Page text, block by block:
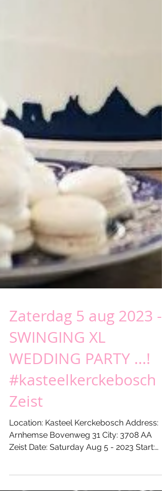
Zaterdag 5 aug 2023 -
SWINGING XL
WEDDING PARTY ...!
#kasteelkerckebosch
Zeist
Location: Kasteel Kerckebosch Address:
Zeist Date: Saturday Aug 5 - 2023 Start: